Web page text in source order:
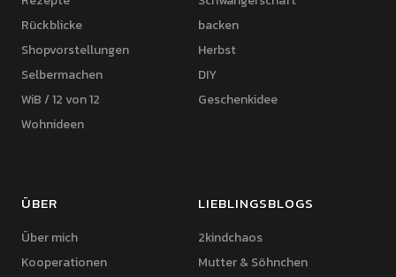
Rückblicke
Shopvorstellungen
Selbermachen
WiB / 12 von 12
Wohnideen
backen
Herbst
DIY
Geschenkidee
ÜBER
Über mich
Kooperationen
LIEBLINGSBLOGS
2kindchaos
Mutter & Söhnchen